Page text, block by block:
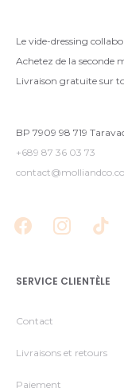
Le vide-dressing
Achetez de la seconde
Livraison gratuite sur
BP 7909 98 719
+689 87 36 03 73
SERVICE CLIENTÈLE
Contact
Livraisons et retours
Paiement